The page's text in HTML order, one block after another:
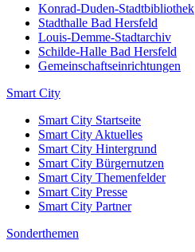
Konrad-Duden-Stadtbibliothek
Stadthalle Bad Hersfeld
Louis-Demme-Stadtarchiv
Schilde-Halle Bad Hersfeld
Gemeinschaftseinrichtungen
Smart City
Smart City Startseite
Smart City Aktuelles
Smart City Hintergrund
Smart City Bürgernutzen
Smart City Themenfelder
Smart City Presse
Smart City Partner
Sonderthemen